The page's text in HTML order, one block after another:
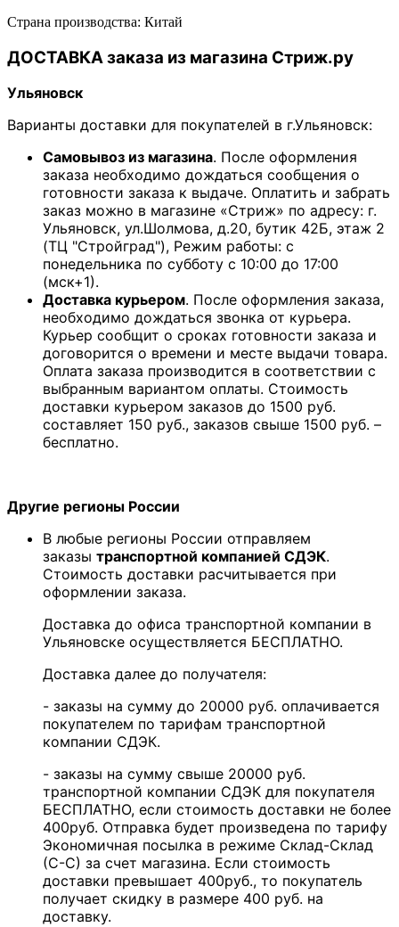
Страна производства: Китай
ДОСТАВКА заказа из магазина Стриж.ру
Ульяновск
Варианты доставки для покупателей в г.Ульяновск:
Самовывоз из магазина. После оформления
заказа необходимо дождаться сообщения о
готовности заказа к выдаче. Оплатить и забрать
заказ можно в магазине «Стриж» по адресу: г.
Ульяновск, ул.Шолмова, д.20, бутик 42Б, этаж 2
(ТЦ "Стройград"), Режим работы: с
понедельника по субботу с 10:00 до 17:00
(мск+1).
Доставка курьером. После оформления заказа,
необходимо дождаться звонка от курьера.
Курьер сообщит о сроках готовности заказа и
договорится о времени и месте выдачи товара.
Оплата заказа производится в соответствии с
выбранным вариантом оплаты. Стоимость
доставки курьером заказов до 1500 руб.
составляет 150 руб., заказов свыше 1500 руб. –
бесплатно.
Другие регионы России
В любые регионы России отправляем
заказы транспортной компанией СДЭК.
Стоимость доставки расчитывается при
оформлении заказа.
Доставка до офиса транспортной компании в
Ульяновске осуществляется БЕСПЛАТНО.
Доставка далее до получателя:
- заказы на сумму до 20000 руб. оплачивается
покупателем по тарифам транспортной
компании СДЭК.
- заказы на сумму свыше 20000 руб.
транспортной компании СДЭК для покупателя
БЕСПЛАТНО, если стоимость доставки не более
400руб. Отправка будет произведена по тарифу
Экономичная посылка в режиме Склад-Склад
(С-С) за счет магазина. Если стоимость
доставки превышает 400руб., то покупатель
получает скидку в размере 400 руб. на
доставку.